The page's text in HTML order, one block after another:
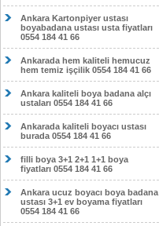
Ankara Kartonpiyer ustası
boyabadana ustası usta fiyatları
0554 184 41 66
Ankarada hem kaliteli hemucuz
hem temiz işçilik 0554 184 41 66
Ankara kaliteli boya badana alçı
ustaları 0554 184 41 66
Ankarada kaliteli boyacı ustası
burada 0554 184 41 66
filli boya 3+1 2+1 1+1 boya
fiyatları 0554 184 41 66
Ankara ucuz boyacı boya badana
ustası 3+1 ev boyama fiyatları
0554 184 41 66